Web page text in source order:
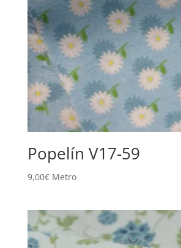
Popelín V17-59
9,00€ Metro